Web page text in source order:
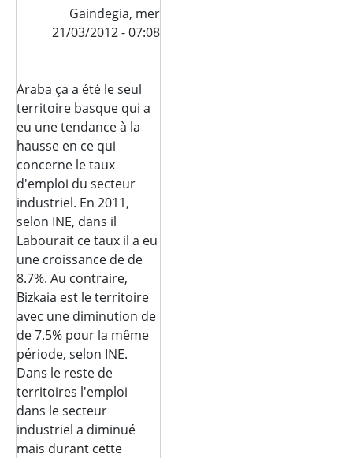
Gaindegia, mer
21/03/2012 - 07:08
Araba ça a été le seul
territoire basque qui a
eu une tendance à la
hausse en ce qui
concerne le taux
d'emploi du secteur
industriel. En 2011,
selon INE, dans il
Labourait ce taux il a eu
une croissance de de
8.7%. Au contraire,
Bizkaia est le territoire
avec une diminution de
de 7.5% pour la même
période, selon INE.
Dans le reste de
territoires l'emploi
dans le secteur
industriel a diminué
mais durant cette